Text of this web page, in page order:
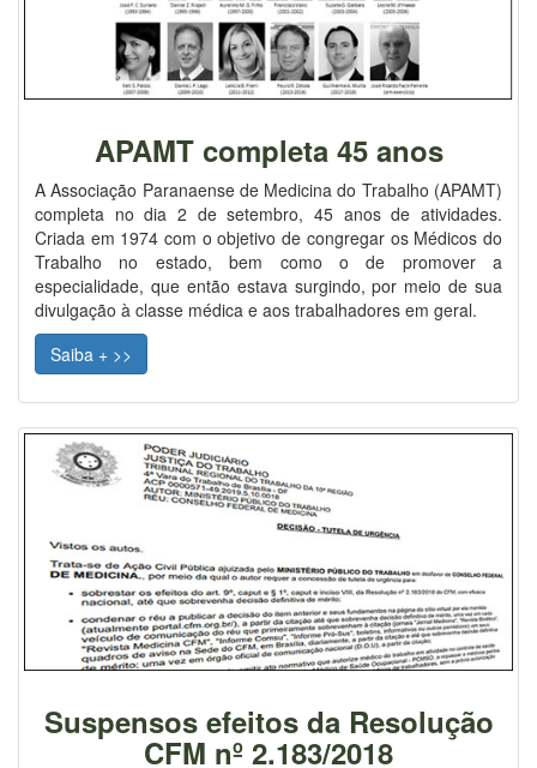
APAMT completa 45 anos
A Associação Paranaense de Medicina do Trabalho (APAMT)
completa no dia 2 de setembro, 45 anos de atividades.
Criada em 1974 com o objetivo de congregar os Médicos do
Trabalho no estado, bem como o de promover a
especialidade, que então estava surgindo, por meio de sua
divulgação à classe médica e aos trabalhadores em geral.
Saiba + >>
Suspensos efeitos da Resolução
CFM nº 2.183/2018